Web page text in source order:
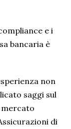
e i
bancaria è
non
saggi sul
di